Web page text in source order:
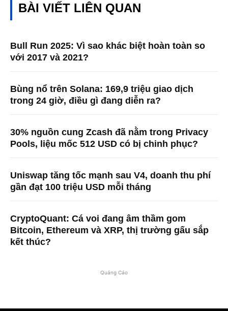
BÀI VIẾT LIÊN QUAN
Bull Run 2025: Vì sao khác biệt hoàn toàn so
với 2017 và 2021?
Bùng nổ trên Solana: 169,9 triệu giao dịch
trong 24 giờ, điều gì đang diễn ra?
30% nguồn cung Zcash đã nằm trong Privacy
Pools, liệu mốc 512 USD có bị chinh phục?
Uniswap tăng tốc mạnh sau V4, doanh thu phí
gần đạt 100 triệu USD mỗi tháng
CryptoQuant: Cá voi đang âm thầm gom
Bitcoin, Ethereum và XRP, thị trường gấu sắp
kết thúc?
Quảng Cáo